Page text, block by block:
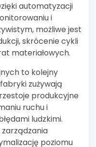
automatyzacji
i
możliwe jest
skrócenie cykli
materiałowych.
to kolejny
zużywają
produkcyjne
ruchu i
ludzkimi.
poziomu